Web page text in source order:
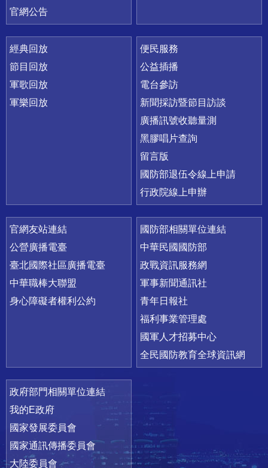
官網公告
經典回放
節目回放
軍歌回放
軍樂回放
便民服務
公益插播
電台參訪
新聞採訪暨節目訪談
廣播訊號收聽量測
黑膠唱片查詢
留言版
國防部退伍令線上申請
行政院線上申辦
官網友站連結
公營廣播電臺
臺北國際社區廣播電臺
中華職棒大聯盟
身心障礙者權利公約
國防部相關單位連結
中華民國國防部
政戰資訊服務網
軍事新聞通訊社
青年日報社
福利事業管理處
國軍人才招募中心
全民國防教育全球資訊網
政府部門相關單位連結
我的E政府
國家發展委員會
國家通訊傳播委員會
大陸委員會